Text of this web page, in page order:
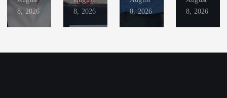
8, 2026
8, 2026
8, 2026
8, 2026